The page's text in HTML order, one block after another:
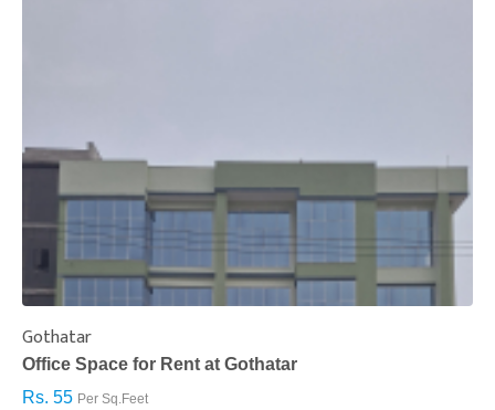
Gothatar
Office Space for Rent at Gothatar
Rs. 55 Per Sq.Feet